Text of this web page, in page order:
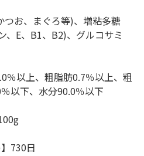
つお、まぐろ等)、増粘多糖
、E、B1、B2)、グルコサミ
％以上、粗脂肪0.7％以上、粗
以下、水分90.0％以下
730日